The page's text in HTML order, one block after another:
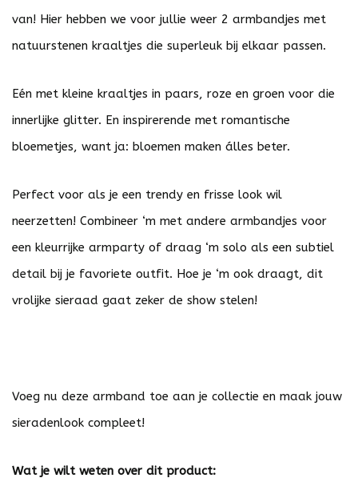
van! Hier hebben we voor jullie weer 2 armbandjes met
natuurstenen kraaltjes die superleuk bij elkaar passen.
Eén met kleine kraaltjes in paars, roze en groen voor die
innerlijke glitter. En inspirerende met romantische
bloemetjes, want ja: bloemen maken álles beter.
Perfect voor als je een trendy en frisse look wil
neerzetten! Combineer ‘m met andere armbandjes voor
een kleurrijke armparty of draag ‘m solo als een subtiel
detail bij je favoriete outfit. Hoe je ‘m ook draagt, dit
vrolijke sieraad gaat zeker de show stelen!
Voeg nu deze armband toe aan je collectie en maak jouw
sieradenlook compleet!
Wat je wilt weten over dit product: